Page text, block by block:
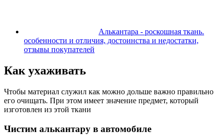
Алькантара - роскошная ткань.
особенности и отличия, достоинства и недостатки,
отзывы покупателей
Как ухаживать
Чтобы материал служил как можно дольше важно правильно
его очищать. При этом имеет значение предмет, который
изготовлен из этой ткани
Чистим алькантару в автомобиле